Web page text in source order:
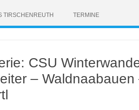
TIRSCHENREUTH TERMINE
CSU
–